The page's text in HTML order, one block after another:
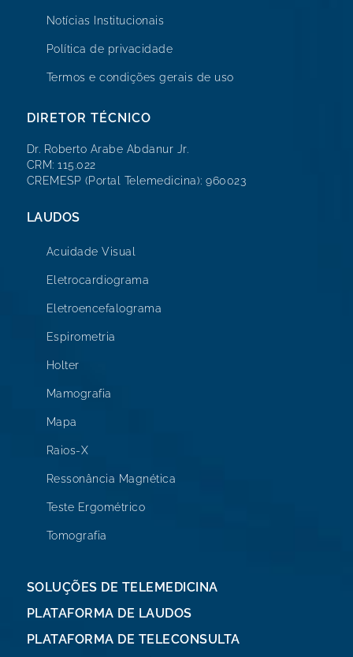
Notícias Institucionais
Política de privacidade
Termos e condições gerais de uso
DIRETOR TÉCNICO
Dr. Roberto Arabe Abdanur Jr.
CRM: 115.022
CREMESP (Portal Telemedicina): 960023
LAUDOS
Acuidade Visual
Eletrocardiograma
Eletroencefalograma
Espirometria
Holter
Mamografia
Mapa
Raios-X
Ressonância Magnética
Teste Ergométrico
Tomografia
SOLUÇÕES DE TELEMEDICINA
PLATAFORMA DE LAUDOS
PLATAFORMA DE TELECONSULTA